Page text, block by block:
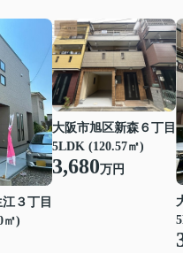
３丁目
㎡)
大阪市旭区新森６丁目
5LDK (120.57㎡)
3,680万円